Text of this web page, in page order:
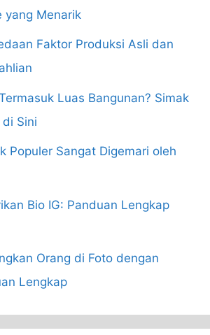
yang Menarik
Faktor Produksi Asli dan
Luas Bangunan? Simak
Sini
Populer Sangat Digemari oleh
Bio IG: Panduan Lengkap
Orang di Foto dengan
Lengkap